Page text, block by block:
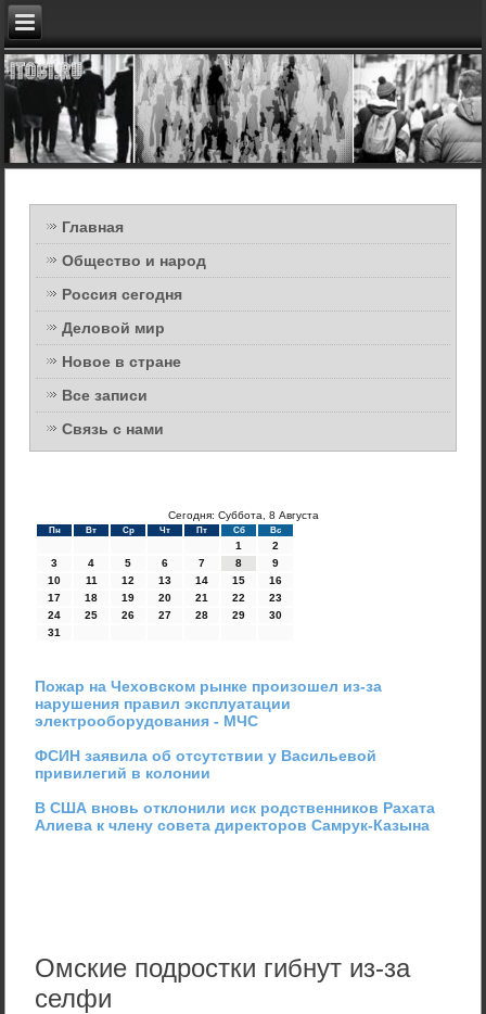
Главная
Общество и народ
Россия сегодня
Деловой мир
Новое в стране
Все записи
Связь с нами
Сегодня: Суббота, 8 Августа
Пн Вт Ср Чт Пт Сб Вс
1
2
3
4 5 6 7 8
9
10
11 12 13 14 15
16
17
18 19 20 21 22
23
24
25 26 27 28 29
30
31
Пожар на Чеховском рынке произошел из-за
нарушения правил эксплуатации
электрооборудования - МЧС
ФСИН заявила об отсутствии у Васильевой
привилегий в колонии
В США вновь отклонили иск родственников Рахата
Алиева к члену совета директоров Самрук-Казына
Омские подростки гибнут из-за
селфи